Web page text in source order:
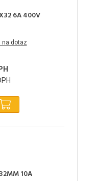
6A 400V
na dotaz
10A